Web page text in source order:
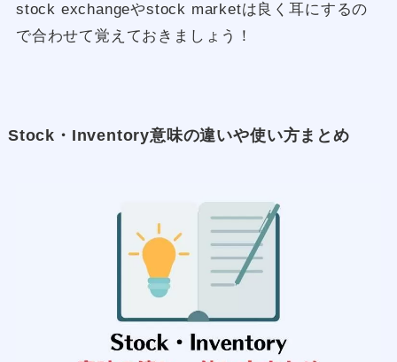
stock exchangeやstock marketは良く耳にするの
で合わせて覚えておきましょう！
Stock・Inventory意味の違いや使い方まとめ